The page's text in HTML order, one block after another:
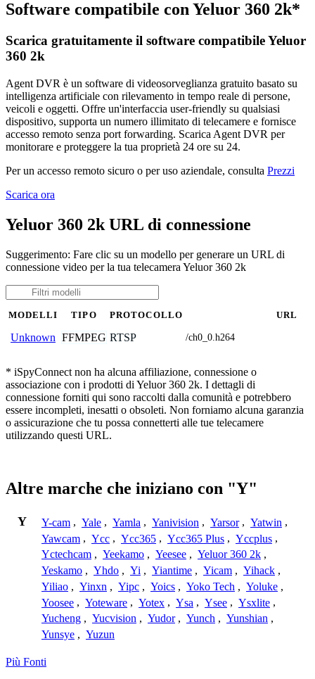
Software compatibile con Yeluor 360 2k*
Scarica gratuitamente il software compatibile Yeluor
360 2k
Agent DVR è un software di videosorveglianza gratuito basato su
intelligenza artificiale con rilevamento in tempo reale di persone,
veicoli e oggetti. Offre un'interfaccia user-friendly su qualsiasi
dispositivo, supporta un numero illimitato di telecamere e fornisce
accesso remoto senza port forwarding. Scarica Agent DVR per
monitorare e proteggere la tua proprietà 24 ore su 24.
Per un accesso remoto sicuro o per uso aziendale, consulta Prezzi
Scarica ora
Yeluor 360 2k URL di connessione
Suggerimento: Fare clic su un modello per generare un URL di
connessione video per la tua telecamera Yeluor 360 2k
MODELLI TIPO PROTOCOLLO URL
Unknown FFMPEG RTSP /ch0_0.h264
* iSpyConnect non ha alcuna affiliazione, connessione o
associazione con i prodotti di Yeluor 360 2k. I dettagli di
connessione forniti qui sono raccolti dalla comunità e potrebbero
essere incompleti, inesatti o obsoleti. Non forniamo alcuna garanzia
o assicurazione che tu possa connetterti alle tue telecamere
utilizzando questi URL.
Altre marche che iniziano con "Y"
Y Y-cam , Yale , Yamla , Yanivision , Yarsor , Yatwin ,
Yawcam , Ycc , Ycc365 , Ycc365 Plus , Yccplus ,
Yctechcam , Yeekamo , Yeesee , Yeluor 360 2k ,
Yeskamo , Yhdo , Yi , Yiantime , Yicam , Yihack ,
Yiliao , Yinxn , Yipc , Yoics , Yoko Tech , Yoluke ,
Yoosee , Yoteware , Yotex , Ysa , Ysee , Ysxlite ,
Yucheng , Yucvision , Yudor , Yunch , Yunshian ,
Yunsye , Yuzun
Più Fonti